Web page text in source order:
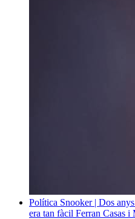
Política Snooker | Dos
era tan fàcil Ferran Casas i